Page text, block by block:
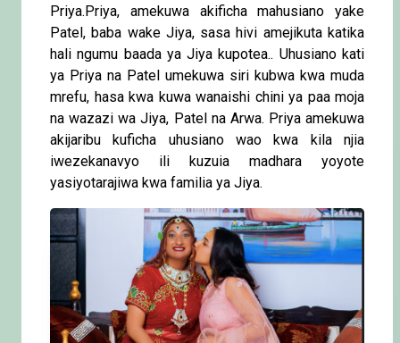
Priya.Priya, amekuwa akificha mahusiano yake
Patel, baba wake Jiya, sasa hivi amejikuta katika
hali ngumu baada ya Jiya kupotea.. Uhusiano kati
ya Priya na Patel umekuwa siri kubwa kwa muda
mrefu, hasa kwa kuwa wanaishi chini ya paa moja
na wazazi wa Jiya, Patel na Arwa. Priya amekuwa
akijaribu kuficha uhusiano wao kwa kila njia
iwezekanavyo ili kuzuia madhara yoyote
yasiyotarajiwa kwa familia ya Jiya.